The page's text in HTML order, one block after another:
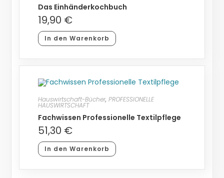
Das Einhänderkochbuch
19,90 €
In den Warenkorb
Hauswirtschaft-Bücher, PROFESSIONELLE
HAUSWIRTSCHAFT
Fachwissen Professionelle Textilpflege
51,30 €
In den Warenkorb